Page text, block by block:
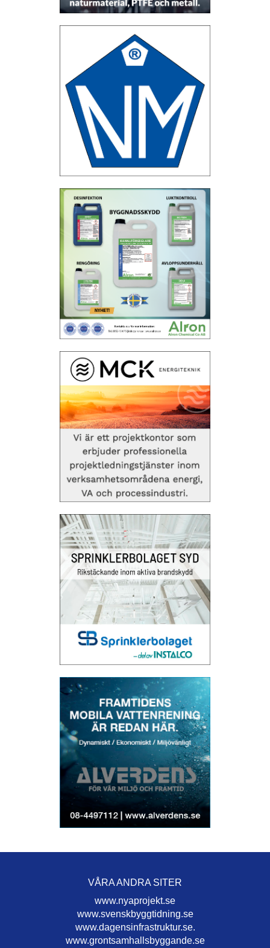
VÅRA ANDRA SITER
www.nyaprojekt.se
www.svenskbyggtidning.se
www.dagensinfrastruktur.se.
www.grontsamhallsbyggande.se